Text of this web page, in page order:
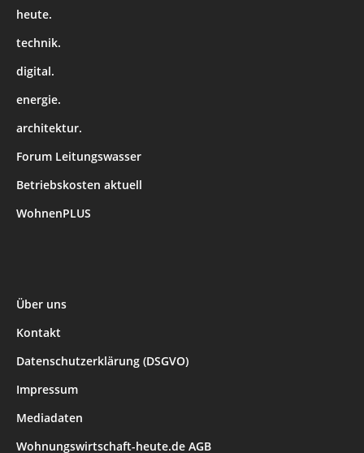
heute.
technik.
digital.
energie.
architektur.
Forum Leitungswasser
Betriebskosten aktuell
WohnenPLUS
Über uns
Kontakt
Datenschutzerklärung (DSGVO)
Impressum
Mediadaten
Wohnungswirtschaft-heute.de AGB